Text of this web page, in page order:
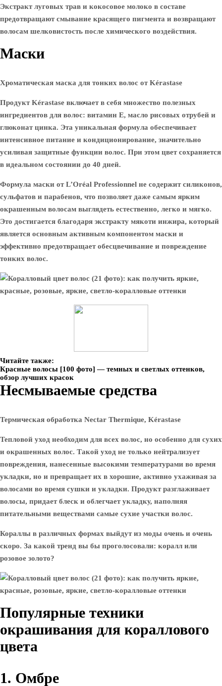
Экстракт луговых трав и кокосовое молоко в составе
предотвращают смывание красящего пигмента и возвращают
волосам шелковистость после химического воздействия.
Маски
Хроматическая маска для тонких волос от Kérastase
Продукт Kérastase включает в себя множество полезных
ингредиентов для волос: витамин Е, масло рисовых отрубей и
глюконат цинка. Эта уникальная формула обеспечивает
интенсивное питание и кондиционирование, значительно
усиливая защитные функции волос. При этом цвет сохраняется
в идеальном состоянии до 40 дней.
Формула маски от L’Oréal Professionnel не содержит силиконов,
сульфатов и парабенов, что позволяет даже самым ярким
окрашенным волосам выглядеть естественно, легко и мягко.
Это достигается благодаря экстракту мякоти инжира, который
является основным активным компонентом маски и
эффективно предотвращает обесцвечивание и повреждение
тонких волос.
Читайте также:
Красные волосы [100 фото] — темных и светлых оттенков,
обзор лучших красок
Несмываемые средства
Термическая обработка Nectar Thermique, Kérastase
Тепловой уход необходим для всех волос, но особенно для сухих
и окрашенных волос. Такой уход не только нейтрализует
повреждения, нанесенные высокими температурами во время
укладки, но и превращает их в хорошие, активно ухаживая за
волосами во время сушки и укладки. Продукт разглаживает
волосы, придает блеск и облегчает укладку, наполняя
питательными веществами самые сухие участки волос.
Кораллы в различных формах выйдут из моды очень и очень
скоро. За какой тренд вы бы проголосовали: коралл или
розовое золото?
Популярные техники
окрашивания для кораллового
цвета
1. Омбре